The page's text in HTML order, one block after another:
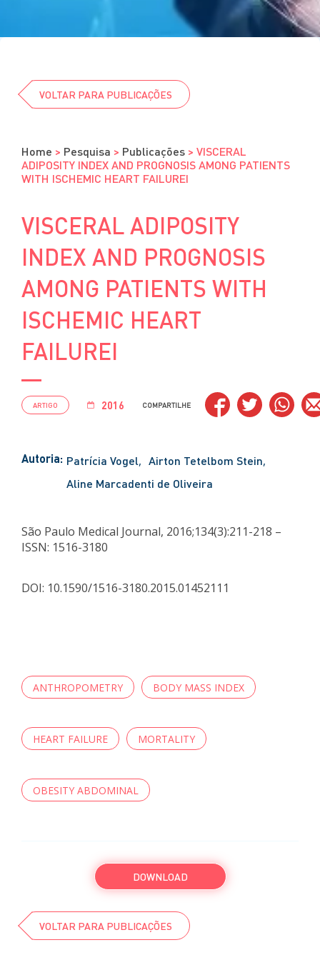
VOLTAR PARA PUBLICAÇÕES
Home > Pesquisa > Publicações > VISCERAL
ADIPOSITY INDEX AND PROGNOSIS AMONG PATIENTS
WITH ISCHEMIC HEART FAILUREI
VISCERAL ADIPOSITY
INDEX AND PROGNOSIS
AMONG PATIENTS WITH
ISCHEMIC HEART
FAILUREI
ARTIGO 2016 COMPARTILHE
Autoria: Patrícia Vogel
Airton Tetelbom Stein
Aline Marcadenti de Oliveira
São Paulo Medical Journal, 2016;134(3):211-218 –
ISSN: 1516-3180
DOI: 10.1590/1516-3180.2015.01452111
ANTHROPOMETRY BODY MASS INDEX
HEART FAILURE MORTALITY
OBESITY ABDOMINAL
DOWNLOAD
VOLTAR PARA PUBLICAÇÕES